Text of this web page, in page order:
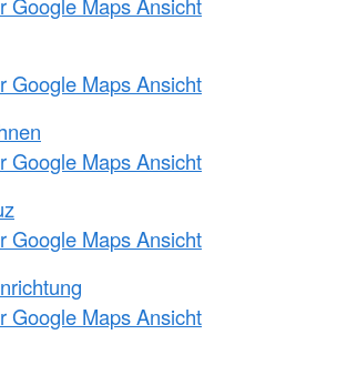
Google Maps Ansicht
Google Maps Ansicht
Google Maps Ansicht
Google Maps Ansicht